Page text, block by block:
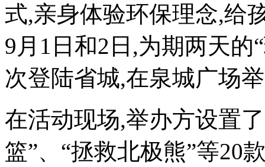
式,亲身体验环保理念,给
9月1日和2日,为期两天的
次登陆省城,在泉城广场
在活动现场,举办方设置
篮”、“拯救北极熊”等20